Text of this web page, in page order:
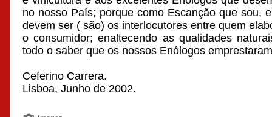
no nosso País; porque como Escanção que sou,
devem ser ( são) os interlocutores entre quem
o consumidor; enaltecendo as qualidades
todo o saber que os nossos Enólogos
Ceferino Carrera.
Lisboa, Junho de 2002.